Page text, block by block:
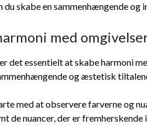
skabe en sammenhængende
med
det essentielt at skabe harmoni
og æstetisk
med at observere farverne og
de nuancer, der er fremherskende